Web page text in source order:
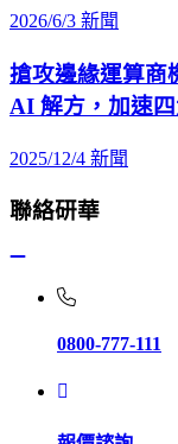
2026/6/3 新聞
搶攻邊緣運算商
AI 解方，加速
2025/12/4 新聞
聯絡研華
0800-777-111